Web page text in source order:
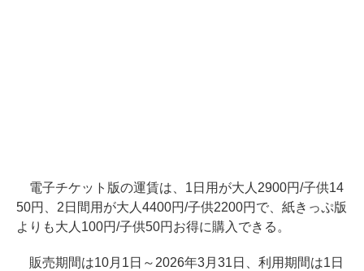
電子チケット版の運賃は、1日用が大人2900円/子供14
50円、2日間用が大人4400円/子供2200円で、紙きっぷ版
よりも大人100円/子供50円お得に購入できる。
販売期間は10月1日～2026年3月31日、利用期間は1日